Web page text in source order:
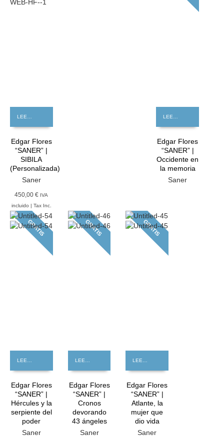
Edgar Flores
“SANER” |
SIBILA
(Personalizada)
Saner
450,00 € IVA
incluido | Tax Inc.
Edgar Flores
“SANER” |
Occidente en
la memoria
Saner
GRATIS
Edgar Flores
“SANER” |
Hércules y la
serpiente del
poder
Saner
GRATIS
Edgar Flores
“SANER” |
Cronos
devorando
43 ángeles
Saner
GRATIS
Edgar Flores
“SANER” |
Atlante, la
mujer que
dio vida
Saner